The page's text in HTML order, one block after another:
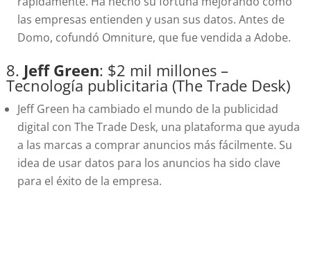
las empresas entienden y usan sus datos. Antes de
Domo, cofundó Omniture, que fue vendida a Adobe.
8. Jeff Green: $2 mil millones –
Tecnología publicitaria (The Trade Desk)
Jeff Green ha cambiado el mundo de la publicidad
digital con The Trade Desk, una plataforma que ayuda
a las marcas a comprar anuncios más fácilmente. Su
idea de usar datos para los anuncios ha sido clave
para el éxito de la empresa.